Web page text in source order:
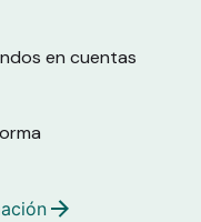
en cuentas